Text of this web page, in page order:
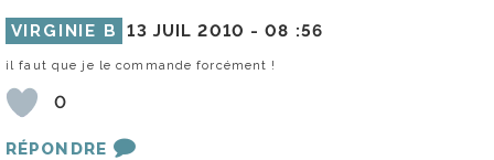
VIRGINIE B 13 JUIL 2010 -08 :56
il faut que je le commande forcément !
0
RÉPONDRE